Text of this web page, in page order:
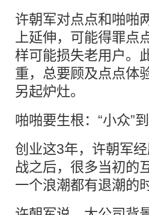
许朝军对点点和啪啪
上延伸，可能得罪点
样可能损失老用户。
重，总要顾及点点体
另起炉灶。
啪啪要生根：“小众”
创业这3年，许朝军
战之后，很多当初的
一个浪潮都有退潮的